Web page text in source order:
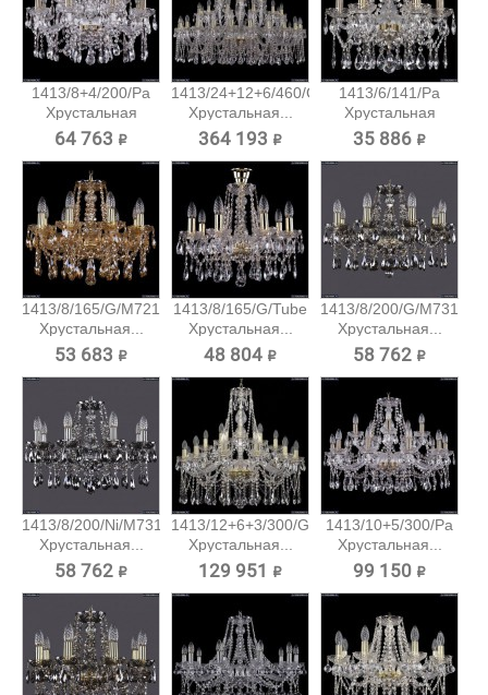
1413/8+4/200/Pa
Хрустальная
подвесная...
64 763 ₽
1413/24+12+6/460/G
Хрустальная...
364 193 ₽
1413/6/141/Pa
Хрустальная
подвесная...
35 886 ₽
1413/8/165/G/M721
Хрустальная...
53 683 ₽
1413/8/165/G/Tube
Хрустальная...
48 804 ₽
1413/8/200/G/M731
Хрустальная...
58 762 ₽
1413/8/200/Ni/M731
Хрустальная...
58 762 ₽
1413/12+6+3/300/G
Хрустальная...
129 951 ₽
1413/10+5/300/Pa
Хрустальная...
99 150 ₽